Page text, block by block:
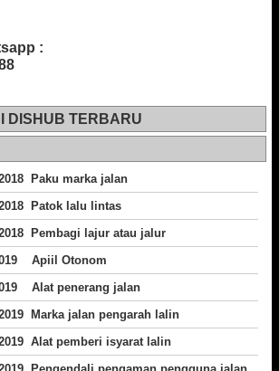
:
DISHUB TERBARU
Paku marka jalan
Patok lalu lintas
Pembagi lajur atau jalur
Apiil Otonom
Alat penerang jalan
Marka jalan pengarah lalin
Alat pemberi isyarat lalin